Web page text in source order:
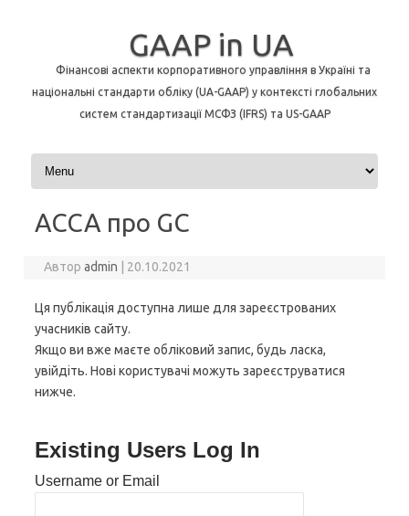
GAAP in UA
Фінансові аспекти корпоративного управління в Україні та
національні стандарти обліку (UA-GAAP) у контексті глобальних
систем стандартизації МСФЗ (IFRS) та US-GAAP
Перейти до контенту
АССА про GC
Авторadmin 20.10.2021
Ця публікація доступна лише для зареєстрованих
учасників сайту.
Якщо ви вже маєте обліковий запис, будь ласка,
увійдіть. Нові користувачі можуть зареєструватися
нижче.
Existing Users Log In
Username or Email